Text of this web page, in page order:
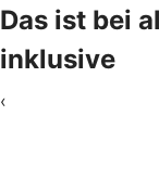
Das ist bei
inklusive
‹